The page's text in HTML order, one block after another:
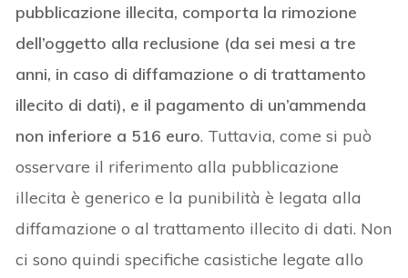
pubblicazione illecita, comporta la rimozione
dell’oggetto alla reclusione (da sei mesi a tre
anni, in caso di diffamazione o di trattamento
illecito di dati), e il pagamento di un’ammenda
non inferiore a 516 euro. Tuttavia, come si può
osservare il riferimento alla pubblicazione
illecita è generico e la punibilità è legata alla
diffamazione o al trattamento illecito di dati. Non
ci sono quindi specifiche casistiche legate allo